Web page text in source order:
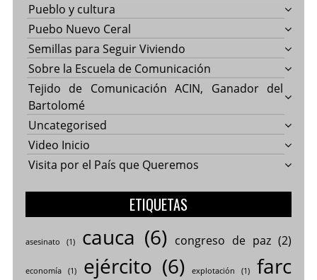
Pueblo y cultura
Puebo Nuevo Ceral
Semillas para Seguir Viviendo
Sobre la Escuela de Comunicación
Tejido de Comunicación ACIN, Ganador del
Bartolomé
Uncategorised
Video Inicio
Visita por el País que Queremos
ETIQUETAS
asesinato (1) cauca (6) congreso de paz(2)
economía(1) ejército (6) explotación (1)
farc